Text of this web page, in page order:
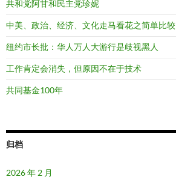
共和党阿甘和民主党珍妮
中美、政治、经济、文化走马看花之简单比较
纽约市长批：华人万人大游行是歧视黑人
工作肯定会消失，但原因不在于技术
共同基金100年
归档
2026 年 2 月